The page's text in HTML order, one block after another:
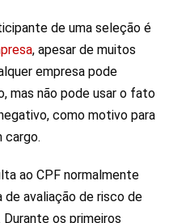
de uma seleção é
, apesar de muitos
empresa pode
mas não pode usar o fato
como motivo para
cargo.
ao CPF normalmente
de avaliação de risco de
os primeiros